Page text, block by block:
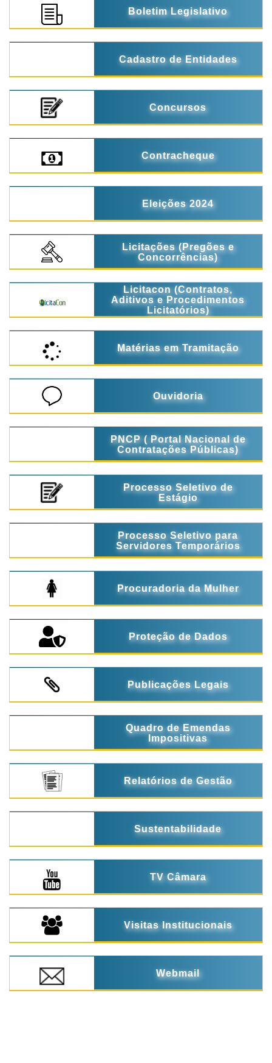
Boletim Legislativo
Cadastro de Entidades
Concursos
Contracheque
Eleições 2024
Licitações (Pregões e
Concorrências)
Licitacon (Contratos,
Aditivos e Procedimentos
Licitatórios)
Matérias em Tramitação
Ouvidoria
PNCP ( Portal Nacional de
Contratações Públicas)
Processo Seletivo de
Estágio
Processo Seletivo para
Servidores Temporários
Procuradoria da Mulher
Proteção de Dados
Publicações Legais
Quadro de Emendas
Impositivas
Relatórios de Gestão
Sustentabilidade
TV Câmara
Visitas Institucionais
Webmail